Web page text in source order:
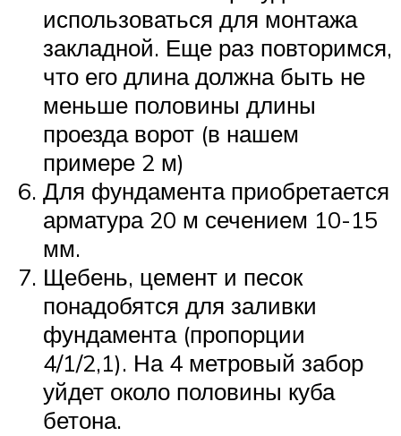
использоваться для монтажа
закладной. Еще раз повторимся,
что его длина должна быть не
меньше половины длины
проезда ворот (в нашем
примере 2 м)
Для фундамента приобретается
арматура 20 м сечением 10-15
мм.
Щебень, цемент и песок
понадобятся для заливки
фундамента (пропорции
4/1/2,1). На 4 метровый забор
уйдет около половины куба
бетона.